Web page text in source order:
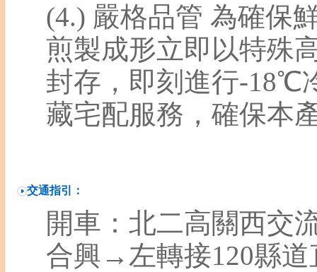
(4.) 嚴格品管 為確保
煎製成形立即以特殊
封存，即刻進行-18℃
藏宅配服務，確保本
交通指引：
開車：北二高關西交
合興→左轉接120縣道